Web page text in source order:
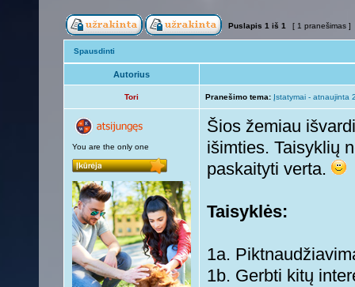
Puslapis 1 iš 1 [ 1 pranešimas ]
Spausdinti
Autorius
Tori Pranešimo tema: Įstatymai - atnaujinta
You are the only one
Šios žemiau
išimties. Taisyklių
paskaityti verta.
Taisyklės:
1a.
1b. Gerbti kitų